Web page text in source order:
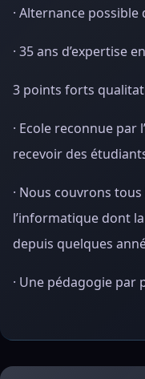
· Alternance possible
· 35 ans d’expertise
3 points forts
· Ecole reconnue par
recevoir des
· Nous couvrons
l’informatique dont
depuis quelques
· Une pédagogie par